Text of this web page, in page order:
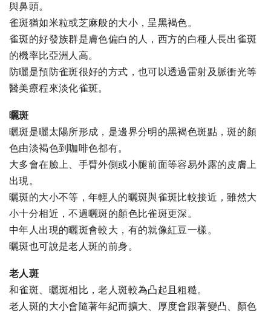
與鼻頭。
雀斑猶如米粒或芝麻般的大小，呈黑褐色。
雀斑的好發族群是膚色偏白的人，西方的白種人長出雀斑
的機率比亞洲人高。
防曬是預防雀斑很好的方式，也可以透過雷射及脈衝光等
醫美療程來淡化雀斑。
曬斑
曬斑是曬太陽所形成，是邊界分明的黑褐色斑點，斑的顏
色由淡褐色到咖啡色都有。
大多會在臉上、手臂外側或小腿前面等容易外露的皮膚上
出現。
曬斑的大小不等，年輕人的曬斑與雀斑比較接近，雖然大
小十分相近，不過曬斑的顏色比雀斑更深。
中年人出現的曬斑會較大，有的就像紅豆一樣。
曬斑也可說是老人斑的前身。
老人斑
和雀斑、曬斑相比，老人斑較為凸起且粗糙。
老人斑的大小會隨著年紀而擴大、厚度會跟著變凸、顏色